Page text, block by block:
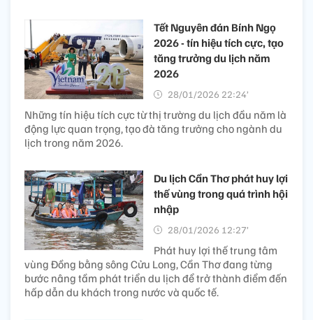
Tết Nguyên đán Bính Ngọ
2026 - tín hiệu tích cực, tạo
tăng trưởng du lịch năm
2026
28/01/2026 22:24’
Những tín hiệu tích cực từ thị trường du lịch đầu năm là
động lực quan trọng, tạo đà tăng trưởng cho ngành du
lịch trong năm 2026.
Du lịch Cần Thơ phát huy lợi
thế vùng trong quá trình hội
nhập
28/01/2026 12:27’
Phát huy lợi thế trung tâm
vùng Đồng bằng sông Cửu Long, Cần Thơ đang từng
bước nâng tầm phát triển du lịch để trở thành điểm đến
hấp dẫn du khách trong nước và quốc tế.